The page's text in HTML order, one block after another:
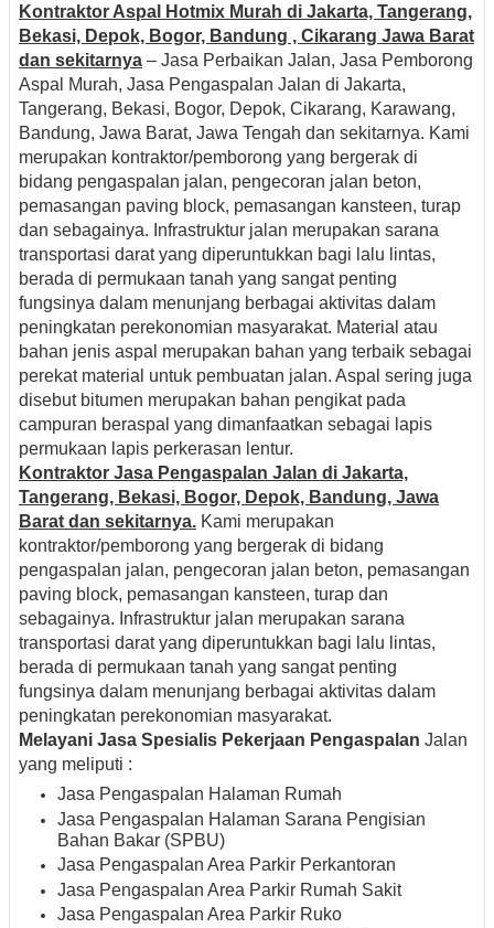
Kontraktor Aspal Hotmix Murah di Jakarta, Tangerang,
Bekasi, Depok, Bogor, Bandung , Cikarang Jawa Barat
dan sekitarnya – Jasa Perbaikan Jalan, Jasa Pemborong
Aspal Murah, Jasa Pengaspalan Jalan di Jakarta,
Tangerang, Bekasi, Bogor, Depok, Cikarang, Karawang,
Bandung, Jawa Barat, Jawa Tengah dan sekitarnya. Kami
merupakan kontraktor/pemborong yang bergerak di
bidang pengaspalan jalan, pengecoran jalan beton,
pemasangan paving block, pemasangan kansteen, turap
dan sebagainya. Infrastruktur jalan merupakan sarana
transportasi darat yang diperuntukkan bagi lalu lintas,
berada di permukaan tanah yang sangat penting
fungsinya dalam menunjang berbagai aktivitas dalam
peningkatan perekonomian masyarakat. Material atau
bahan jenis aspal merupakan bahan yang terbaik sebagai
perekat material untuk pembuatan jalan. Aspal sering juga
disebut bitumen merupakan bahan pengikat pada
campuran beraspal yang dimanfaatkan sebagai lapis
permukaan lapis perkerasan lentur.
Kontraktor Jasa Pengaspalan Jalan di Jakarta,
Tangerang, Bekasi, Bogor, Depok, Bandung, Jawa
Barat dan sekitarnya. Kami merupakan
kontraktor/pemborong yang bergerak di bidang
pengaspalan jalan, pengecoran jalan beton, pemasangan
paving block, pemasangan kansteen, turap dan
sebagainya. Infrastruktur jalan merupakan sarana
transportasi darat yang diperuntukkan bagi lalu lintas,
berada di permukaan tanah yang sangat penting
fungsinya dalam menunjang berbagai aktivitas dalam
peningkatan perekonomian masyarakat.
Melayani Jasa Spesialis Pekerjaan Pengaspalan Jalan
yang meliputi :
Jasa Pengaspalan Halaman Rumah
Jasa Pengaspalan Halaman Sarana Pengisian
Bahan Bakar (SPBU)
Jasa Pengaspalan Area Parkir Perkantoran
Jasa Pengaspalan Area Parkir Rumah Sakit
Jasa Pengaspalan Area Parkir Ruko